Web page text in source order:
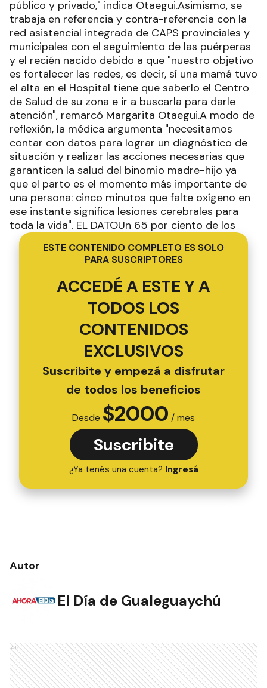
público y privado," indica Otaegui.Asimismo, se
trabaja en referencia y contra-referencia con la
red asistencial integrada de CAPS provinciales y
municipales con el seguimiento de las puérperas
y el recién nacido debido a que "nuestro objetivo
es fortalecer las redes, es decir, sí una mamá tuvo
el alta en el Hospital tiene que saberlo el Centro
de Salud de su zona e ir a buscarla para darle
atención", remarcó Margarita Otaegui.A modo de
reflexión, la médica argumenta "necesitamos
contar con datos para lograr un diagnóstico de
situación y realizar las acciones necesarias que
garanticen la salud del binomio madre-hijo ya
que el parto es el momento más importante de
una persona: cinco minutos que falte oxígeno en
ese instante significa lesiones cerebrales para
toda la vida". EL DATOUn 65 por ciento de los
ESTE CONTENIDO COMPLETO ES SOLO
PARA SUSCRIPTORES
ACCEDÉ A ESTE Y A
TODOS LOS
CONTENIDOS
EXCLUSIVOS
Suscribite y empezá a disfrutar
de todos los beneficios
Desde $2000 / mes
Suscribite
¿Ya tenés una cuenta? Ingresá
Autor
El Día de Gualeguaychú
Ads